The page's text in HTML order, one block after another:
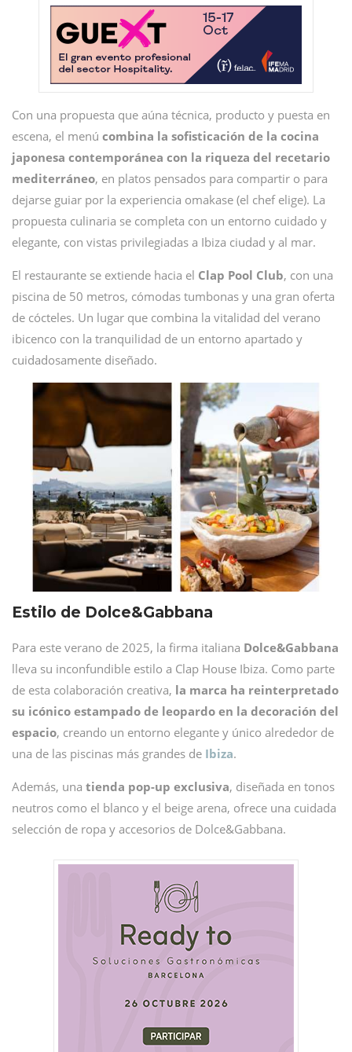
Con una propuesta que aúna técnica, producto y puesta en
escena, el menú combina la sofisticación de la cocina
japonesa contemporánea con la riqueza del recetario
mediterráneo, en platos pensados para compartir o para
dejarse guiar por la experiencia omakase (el chef elige). La
propuesta culinaria se completa con un entorno cuidado y
elegante, con vistas privilegiadas a Ibiza ciudad y al mar.
El restaurante se extiende hacia el Clap Pool Club, con una
piscina de 50 metros, cómodas tumbonas y una gran oferta
de cócteles. Un lugar que combina la vitalidad del verano
ibicenco con la tranquilidad de un entorno apartado y
cuidadosamente diseñado.
Estilo de Dolce&Gabbana
Para este verano de 2025, la firma italiana Dolce&Gabbana
lleva su inconfundible estilo a Clap House Ibiza. Como parte
de esta colaboración creativa, la marca ha reinterpretado
su icónico estampado de leopardo en la decoración del
espacio, creando un entorno elegante y único alrededor de
una de las piscinas más grandes de Ibiza.
Además, una tienda pop-up exclusiva, diseñada en tonos
neutros como el blanco y el beige arena, ofrece una cuidada
selección de ropa y accesorios de Dolce&Gabbana.